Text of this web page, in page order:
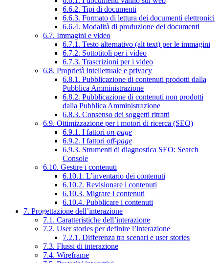
6.6.2. Tipi di documenti
6.6.3. Formato di lettura dei documenti elettronici
6.6.4. Modalità di produzione dei documenti
6.7. Immagini e video
6.7.1. Testo alternativo (alt text) per le immagini
6.7.2. Sottotitoli per i video
6.7.3. Trascrizioni per i video
6.8. Proprietà intellettuale e privacy
6.8.1. Pubblicazione di contenuti prodotti dalla
Pubblica Amministrazione
6.8.2. Pubblicazione di contenuti non prodotti
dalla Pubblica Amministrazione
6.8.3. Consenso dei soggetti ritratti
6.9. Ottimizzazione per i motori di ricerca (SEO)
6.9.1. I fattori on-page
6.9.2. I fattori off-page
6.9.3. Strumenti di diagnostica SEO: Search
Console
6.10. Gestire i contenuti
6.10.1. L’inventario dei contenuti
6.10.2. Revisionare i contenuti
6.10.3. Migrare i contenuti
6.10.4. Pubblicare i contenuti
7. Progettazione dell’interazione
7.1. Caratteristiche dell’interazione
7.2. User stories per definire l’interazione
7.2.1. Differenza tra scenari e user stories
7.3. Flussi di interazione
7.4. Wireframe